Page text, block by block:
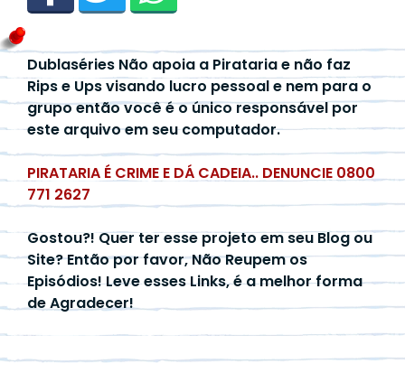
Dublaséries Não apoia a Pirataria e não faz
Rips e Ups visando lucro pessoal e nem para o
grupo então você é o único responsável por
este arquivo em seu computador.
PIRATARIA É CRIME E DÁ CADEIA.. DENUNCIE 0800
771 2627
Gostou?! Quer ter esse projeto em seu Blog ou
Site? Então por favor, Não Reupem os
Episódios! Leve esses Links, é a melhor forma
de Agradecer!